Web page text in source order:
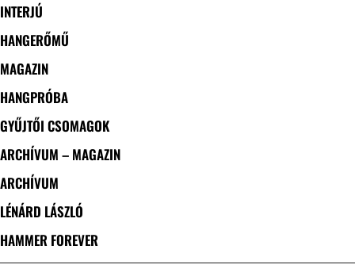
INTERJÚ
HANGERŐMŰ
MAGAZIN
HANGPRÓBA
GYŰJTŐI CSOMAGOK
ARCHÍVUM – MAGAZIN
ARCHÍVUM
LÉNÁRD LÁSZLÓ
HAMMER FOREVER